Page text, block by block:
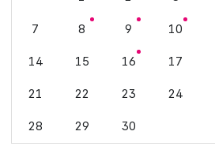
7 8 9 10
14 15 16 17
21 22 23 24
28 29 30